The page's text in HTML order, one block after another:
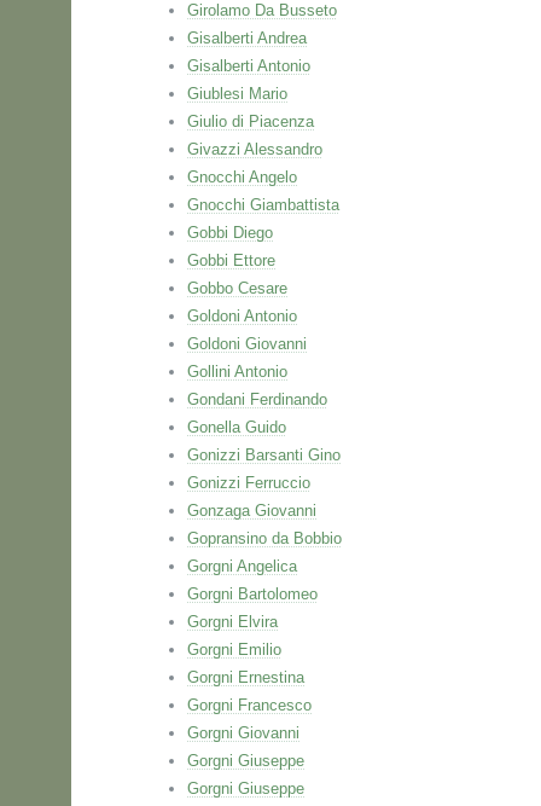
Girolamo Da Busseto
Gisalberti Andrea
Gisalberti Antonio
Giublesi Mario
Giulio di Piacenza
Givazzi Alessandro
Gnocchi Angelo
Gnocchi Giambattista
Gobbi Diego
Gobbi Ettore
Gobbo Cesare
Goldoni Antonio
Goldoni Giovanni
Gollini Antonio
Gondani Ferdinando
Gonella Guido
Gonizzi Barsanti Gino
Gonizzi Ferruccio
Gonzaga Giovanni
Gopransino da Bobbio
Gorgni Angelica
Gorgni Bartolomeo
Gorgni Elvira
Gorgni Emilio
Gorgni Ernestina
Gorgni Francesco
Gorgni Giovanni
Gorgni Giuseppe
Gorgni Giuseppe